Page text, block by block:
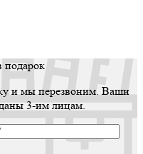
подарок
и мы перезвоним. Ваши
3-им лицам.